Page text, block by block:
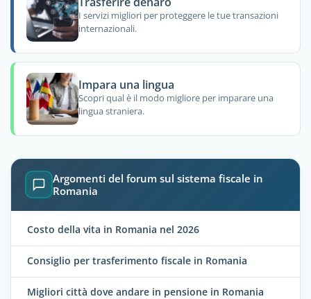
I servizi migliori per proteggere le tue transazioni
internazionali.
Impara una lingua
Scopri qual è il modo migliore per imparare una
lingua straniera.
Argomenti del forum sul sistema fiscale in
Romania
Costo della vita in Romania nel 2026
Consiglio per trasferimento fiscale in Romania
Migliori città dove andare in pensione in Romania